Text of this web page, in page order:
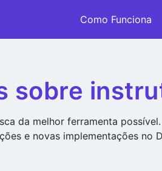
Como Funciona
sobre
da melhor ferramenta
e novas implementações no